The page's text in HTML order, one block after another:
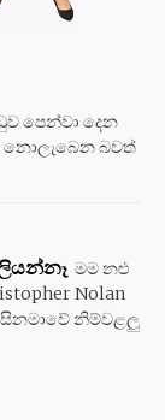
පෙන්වා දෙන
නොලැබෙන බවත්
මම නළු
Nolan
නිම්වළලු